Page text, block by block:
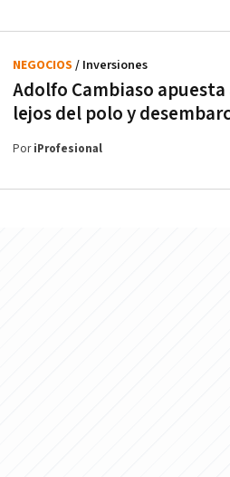
Adolfo Cambiaso
lejos del polo y
NEGOCIOS / Inversiones
PoriProfesional